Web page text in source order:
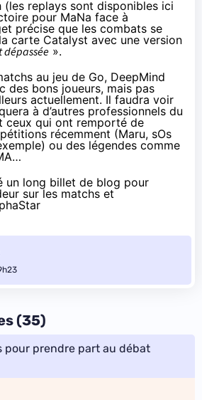
(les replays sont disponibles ici
pour MaNa face à
précise que les combats se
carte Catalyst avec une version
dépassée ».
au jeu de Go, DeepMind
des bons joueurs, mais pas
actuellement. Il faudra voir
à d’autres professionnels du
ceux qui ont remporté de
récemment (Maru, sOs
ou des légendes comme
un long billet de blog pour
sur les matchs et
(35)
pour prendre part au débat